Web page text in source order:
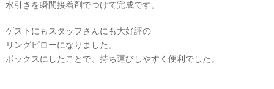
水引きを瞬間接着剤でつけて完成です。
ゲストにもスタッフさんにも大好評の
リングピローになりました。
ボックスにしたことで、持ち運びしやすく便利でした。